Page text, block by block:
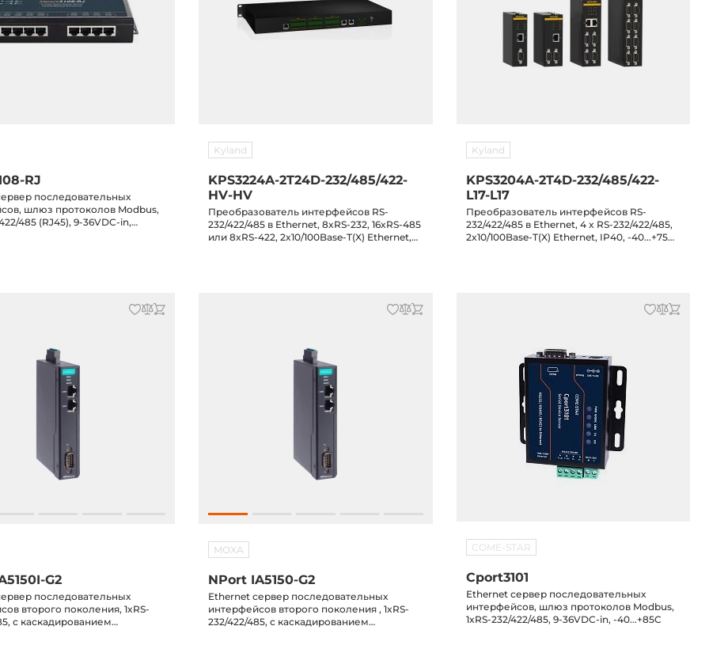
RJ
последовательных
шлюз протоколов Modbus,
485 (RJ45), 9-36VDC-in,
Kyland
KPS3224A-2T24D-232/485/422-
HV-HV
Преобразователь интерфейсов RS-
232/422/485 в Ethernet, 8xRS-232, 16xRS-485
или 8xRS-422, 2x10/100Base-T(X) Ethernet,
Kyland
KPS3204A-2T4D-232/485/422-
L17-L17
Преобразователь интерфейсов RS-
232/422/485 в Ethernet, 4 x RS-232/422/485,
2x10/100Base-T(X) Ethernet, IP40, -40...+75C,
G2
последовательных
второго поколения, 1xRS-
с каскадированием
MOXA
NPort IA5150-G2
Ethernet сервер последовательных
интерфейсов второго поколения , 1xRS-
232/422/485, с каскадированием
COME-STAR
Cport3101
Ethernet сервер последовательных
интерфейсов, шлюз протоколов Modbus,
1xRS-232/422/485, 9-36VDC-in, -40...+85C